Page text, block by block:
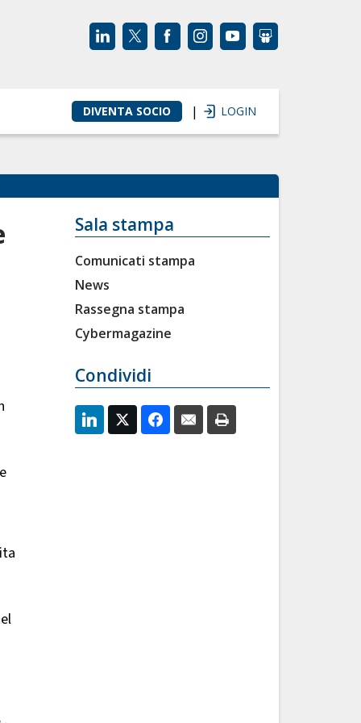
DIVENTA SOCIO | LOGIN
Sala stampa
Comunicati stampa
News
Rassegna stampa
Cybermagazine
Condividi